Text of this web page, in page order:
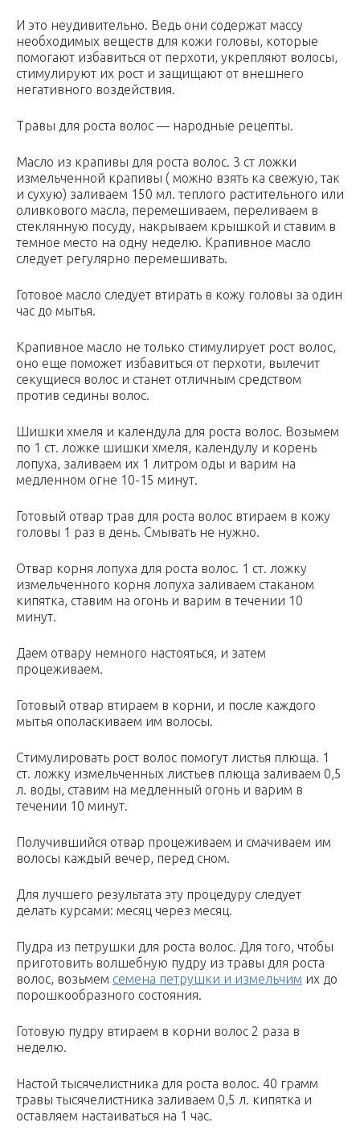
И это неудивительно. Ведь они содержат массу
необходимых веществ для кожи головы, которые
помогают избавиться от перхоти, укрепляют волосы,
стимулируют их рост и защищают от внешнего
негативного воздействия.
Травы для роста волос — народные рецепты.
Масло из крапивы для роста волос. 3 ст ложки
измельченной крапивы ( можно взять ка свежую, так
и сухую) заливаем 150 мл. теплого растительного или
оливкового масла, перемешиваем, переливаем в
стеклянную посуду, накрываем крышкой и ставим в
темное место на одну неделю. Крапивное масло
следует регулярно перемешивать.
Готовое масло следует втирать в кожу головы за один
час до мытья.
Крапивное масло не только стимулирует рост волос,
оно еще поможет избавиться от перхоти, вылечит
секущиеся волос и станет отличным средством
против седины волос.
Шишки хмеля и календула для роста волос. Возьмем
по 1 ст. ложке шишки хмеля, календулу и корень
лопуха, заливаем их 1 литром оды и варим на
медленном огне 10-15 минут.
Готовый отвар трав для роста волос втираем в кожу
головы 1 раз в день. Смывать не нужно.
Отвар корня лопуха для роста волос. 1 ст. ложку
измельченного корня лопуха заливаем стаканом
кипятка, ставим на огонь и варим в течении 10
минут.
Даем отвару немного настояться, и затем
процеживаем.
Готовый отвар втираем в корни, и после каждого
мытья ополаскиваем им волосы.
Стимулировать рост волос помогут листья плюща. 1
ст. ложку измельченных листьев плюща заливаем 0,5
л. воды, ставим на медленный огонь и варим в
течении 10 минут.
Получившийся отвар процеживаем и смачиваем им
волосы каждый вечер, перед сном.
Для лучшего результата эту процедуру следует
делать курсами: месяц через месяц.
Пудра из петрушки для роста волос. Для того, чтобы
приготовить волшебную пудру из травы для роста
волос, возьмем семена петрушки и измельчим их до
порошкообразного состояния.
Готовую пудру втираем в корни волос 2 раза в
неделю.
Настой тысячелистника для роста волос. 40 грамм
травы тысячелистника заливаем 0,5 л. кипятка и
оставляем настаиваться на 1 час.